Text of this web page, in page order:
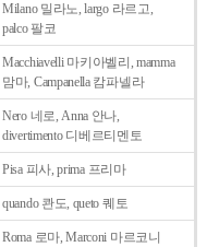
Milano 밀라노, largo 라르고,
palco 팔코
Macchiavelli 마키아벨리, mamma
맘마, Campanella 캄파넬라
Nero 네로, Anna 안나,
divertimento 디베르티멘토
Pisa 피사, prima 프리마
quando 콴도, queto 퀘토
Roma 로마, Marconi 마르코니